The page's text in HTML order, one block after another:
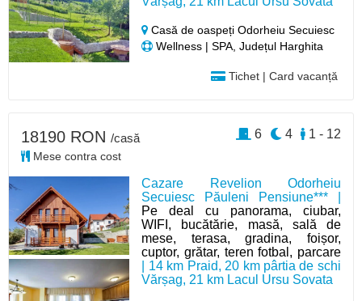
Casă de oaspeți Odorheiu Secuiesc
Wellness | SPA, Județul Harghita
Tichet | Card vacanță
Cazare Revelion Odorheiu
Secuiesc Păuleni Pensiune*** |
Pe deal cu panorama, ciubar,
WIFI, bucătărie, masă, sală de
mese, terasa, gradina, foișor,
cuptor, grătar, teren fotbal, parcare
| 14 km Praid, 20 km pârtia de schi
Vărșag, 21 km Lacul Ursu Sovata
18190 RON /casă
Mese contra cost
1 - 12
4
6